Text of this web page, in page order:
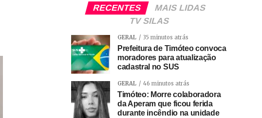
RECENTES
MAIS LIDAS
TV SILAS
GERAL 35 minutos atrás
Prefeitura de Timóteo convoca
moradores para atualização
cadastral no SUS
GERAL 46 minutos atrás
Timóteo: Morre colaboradora
da Aperam que ficou ferida
durante incêndio na unidade